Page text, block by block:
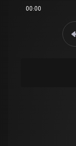
00:00